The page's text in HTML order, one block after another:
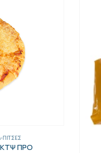
ΠΊΤΣΕΣ
ΚΤΨ ΠΡΟ